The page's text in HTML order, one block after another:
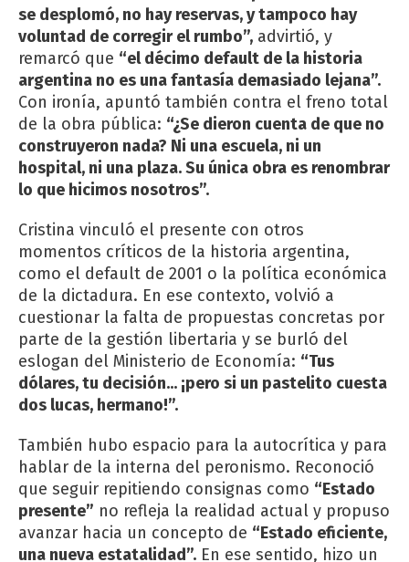
se desplomó, no hay reservas, y tampoco hay
voluntad de corregir el rumbo”, advirtió, y
remarcó que “el décimo default de la historia
argentina no es una fantasía demasiado lejana”.
Con ironía, apuntó también contra el freno total
de la obra pública: “¿Se dieron cuenta de que no
construyeron nada? Ni una escuela, ni un
hospital, ni una plaza. Su única obra es renombrar
lo que hicimos nosotros”.
Cristina vinculó el presente con otros
momentos críticos de la historia argentina,
como el default de 2001 o la política económica
de la dictadura. En ese contexto, volvió a
cuestionar la falta de propuestas concretas por
parte de la gestión libertaria y se burló del
eslogan del Ministerio de Economía: “Tus
dólares, tu decisión... ¡pero si un pastelito cuesta
dos lucas, hermano!”.
También hubo espacio para la autocrítica y para
hablar de la interna del peronismo. Reconoció
que seguir repitiendo consignas como “Estado
presente” no refleja la realidad actual y propuso
avanzar hacia un concepto de “Estado eficiente,
una nueva estatalidad”. En ese sentido, hizo un